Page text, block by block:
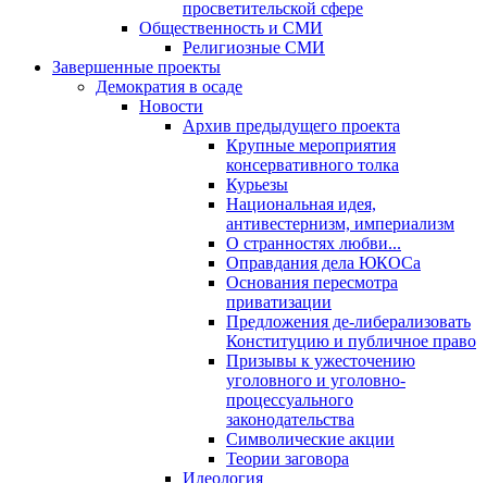
просветительской сфере
Общественность и СМИ
Религиозные СМИ
Завершенные проекты
Демократия в осаде
Новости
Архив предыдущего проекта
Крупные мероприятия
консервативного толка
Курьезы
Национальная идея,
антивестернизм, империализм
О странностях любви...
Оправдания дела ЮКОСа
Основания пересмотра
приватизации
Предложения де-либерализовать
Конституцию и публичное право
Призывы к ужесточению
уголовного и уголовно-
процессуального
законодательства
Символические акции
Теории заговора
Идеология